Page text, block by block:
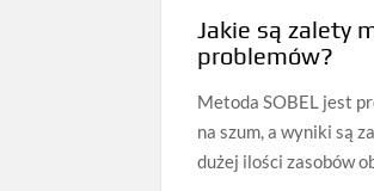
Jakie są zalety
problemów?
Metoda SOBEL jest
na szum, a wyniki są
dużej ilości zasobów